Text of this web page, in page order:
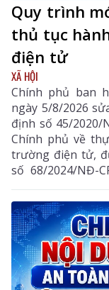
Quy trình
thủ tục
điện tử
XÃ HỘI
Chính phủ ban
ngày 5/8/2026
định số 45/2020/
Chính phủ về
trường điện tử,
số 68/2024/NĐ-
Nghị định số